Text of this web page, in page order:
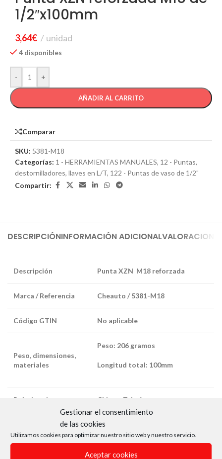
Gestionar el consentimiento
de las cookies
Utilizamos cookies para optimizar nuestro sitio web y nuestro servicio.
Aceptar cookies
1/2″x100mm
3,64€ unidad
4 disponibles
- +
AÑADIR AL CARRITO
Comparar
SKU: 5381-M18
Categorías: 1 - HERRAMIENTAS MANUALES, 12 - Puntas,
destornilladores, llaves en L/T, 122 - Puntas de vaso de 1/2"
Compartir:
DESCRIPCIÓNINFORMACIÓN ADICIONAL
Descripción Punta XZN M18 reforzada
Marca / Referencia Cheauto / 5381-M18
Código GTIN No aplicable
Peso, dimensiones,
materiales
Peso: 206 gramos
Longitud total: 100mm
País de origen China – Taiwán
Características
Cuadrado de ½”
Punta reforzada/impacto del
tipo XZN, medida M18